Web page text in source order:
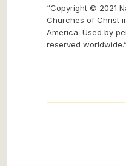
“Copyright © 2021
Churches of Christ
America. Used by
reserved worldwide.”